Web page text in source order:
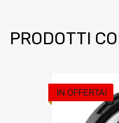
PRODOTTI
IN OFFERTA!